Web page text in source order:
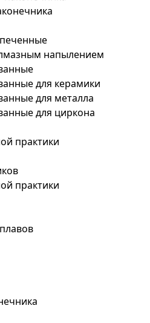
напылением
для керамики
для металла
для циркона
практики
практики